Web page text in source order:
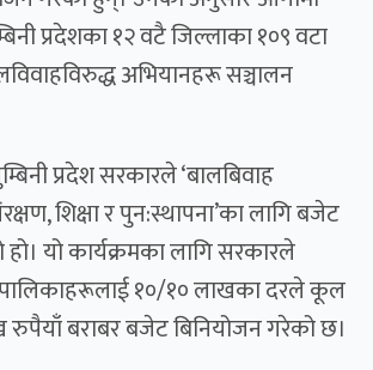
प्रदेशका १२ वटै जिल्लाका १०९ वटा
अभियानहरू सञ्चालन
प्रदेश सरकारले ‘बालबिवाह
शिक्षा र पुन:स्थापना’का लागि बजेट
यो कार्यक्रमका लागि सरकारले
१०/१० लाखका दरले कूल
बराबर बजेट बिनियोजन गरेको छ।